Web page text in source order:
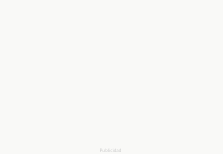
Publicidad